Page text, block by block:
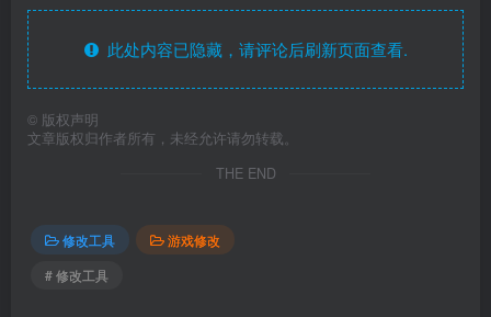
此处内容已隐藏，请评论后刷新页面查看.
© 版权声明
文章版权归作者所有，未经允许请勿转载。
THE END
修改工具
游戏修改
# 修改工具